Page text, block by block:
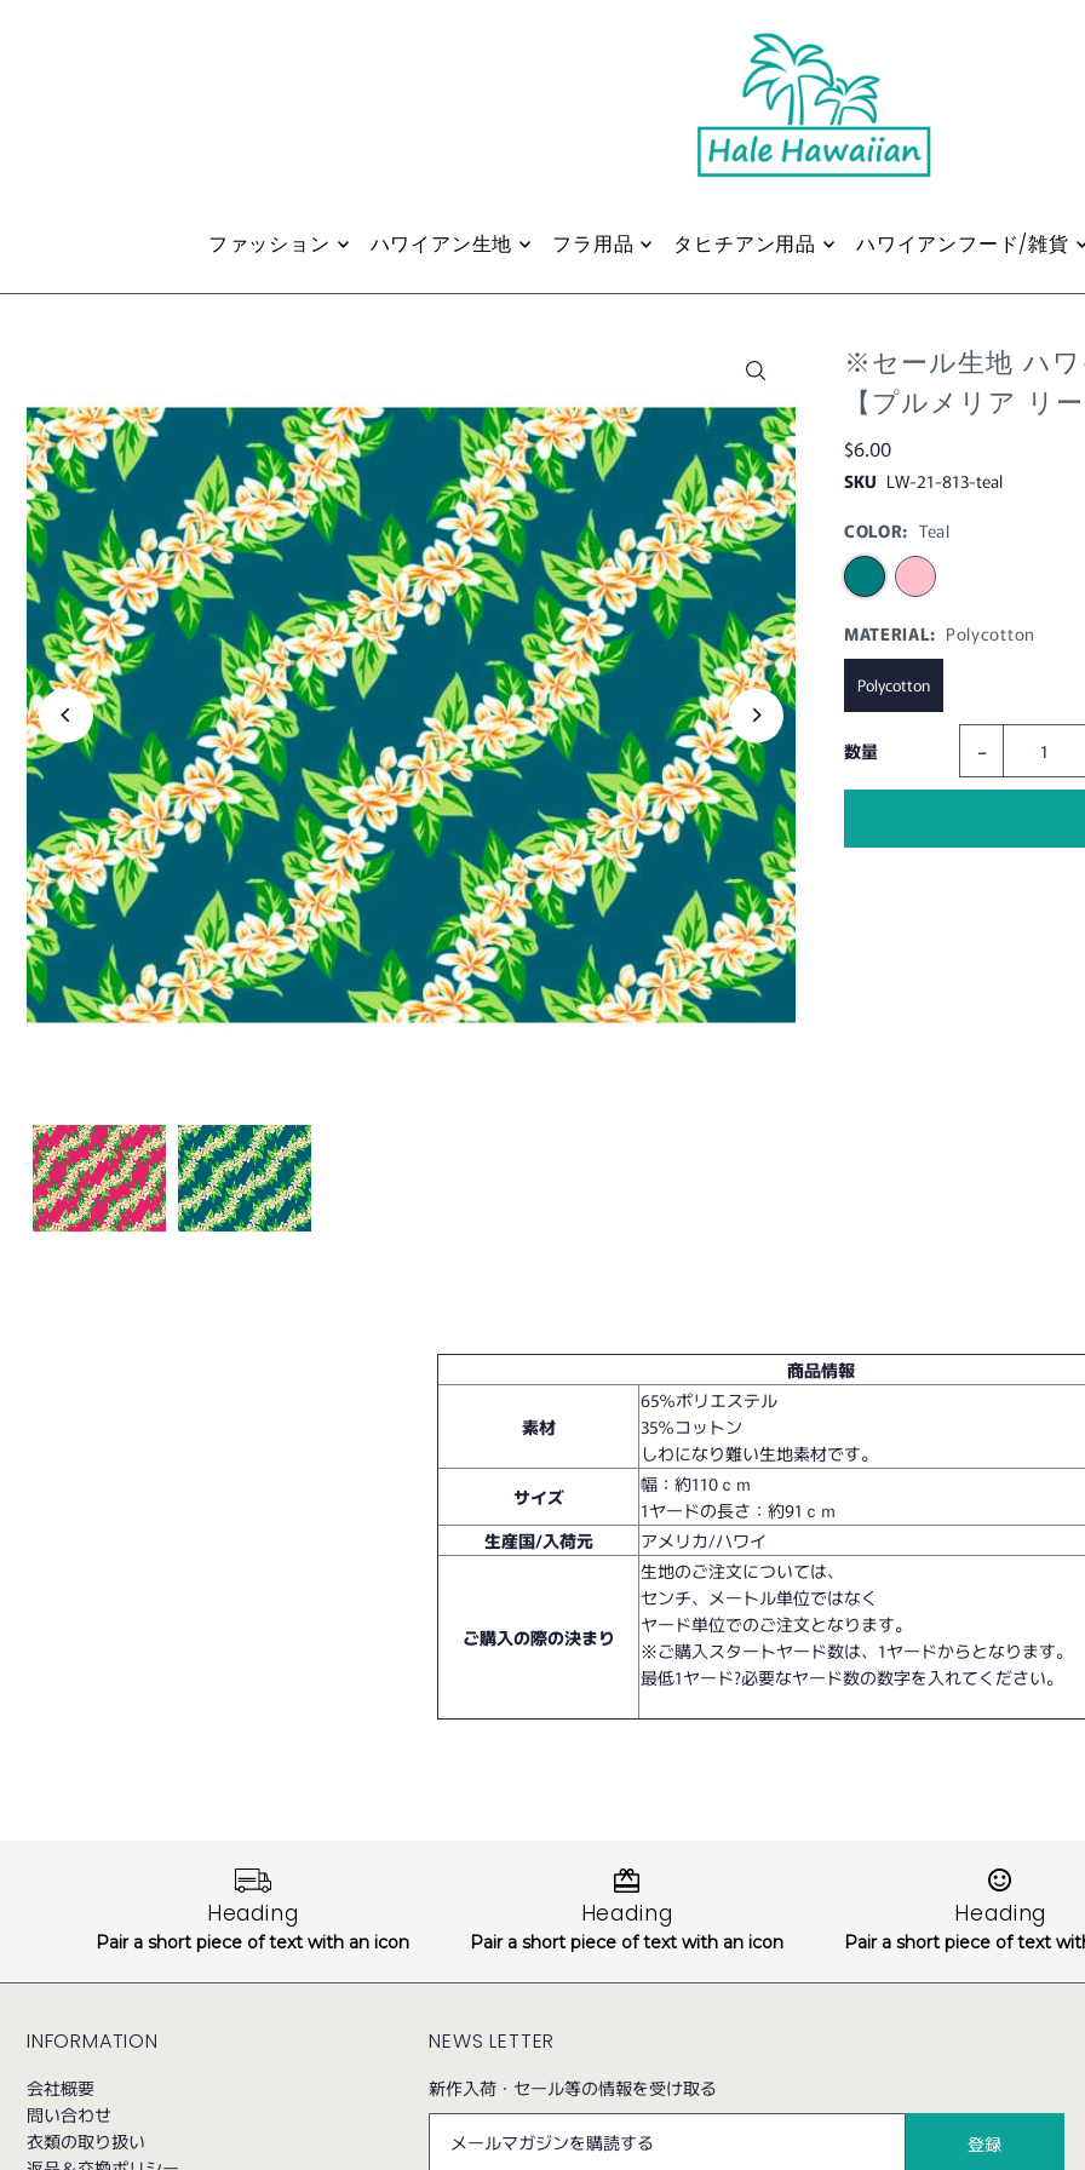
ファッション ハワイアン生地 フラ用品 タヒチアン用品 ハワイアンフード/雑貨
※セール生地 ハ
【プルメリア リ
$6.00
SKU LW-21-813-teal
COLOR: Teal
MATERIAL: Polycotton
Polycotton
数量 -
商品情報
素材
65％ポリエステル
35％コットン
しわになり難い生地素材です。
サイズ
幅：約110ｃｍ
1ヤードの長さ：約91ｃｍ
生産国/入荷元
アメリカ/ハワイ
ご購入の際の決まり
生地のご注文については、
センチ、メートル単位ではなく
ヤード単位でのご注文となります。
※ご購入スタートヤード数は、1ヤードからとなります。
最低1ヤード?必要なヤード数の数字を入れてください。
Heading
Pair a short piece of text with an icon
Heading
Pair a short piece of text with an icon
Heading
Pair a short piece of text
INFORMATION
会社概要
問い合わせ
衣類の取り扱い
NEWS LETTER
新作入荷・セール等の情報を受け取る